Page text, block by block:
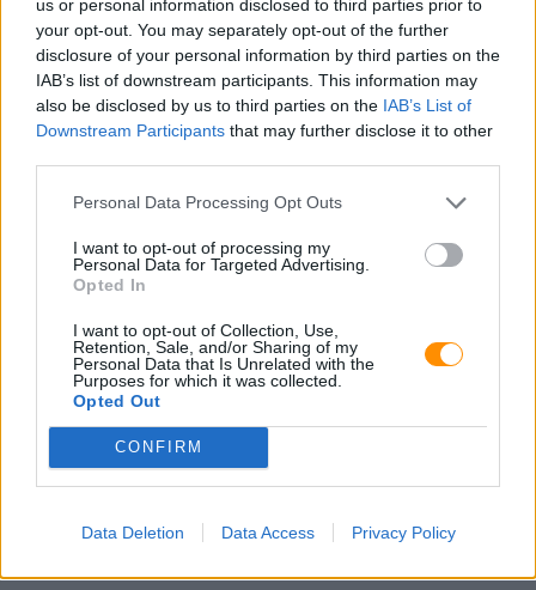
us or personal information disclosed to third parties prior to
your opt-out. You may separately opt-out of the further
disclosure of your personal information by third parties on the
IAB’s list of downstream participants. This information may
also be disclosed by us to third parties on the IAB’s List of
Downstream Participants that may further disclose it to other
Personal Data Processing Opt Outs
I want to opt-out of processing my
Personal Data for Targeted Advertising.
Opted In
I want to opt-out of Collection, Use,
Retention, Sale, and/or Sharing of my
Personal Data that Is Unrelated with the
Purposes for which it was collected.
Opted Out
CONFIRM
Data Deletion Data Access Privacy Policy
E-mail: